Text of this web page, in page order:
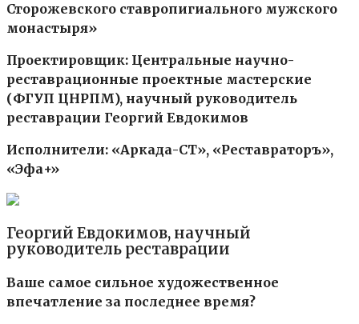
Сторожевского ставропигиального мужского
монастыря»
Проектировщик: Центральные научно-
реставрационные проектные мастерские
(ФГУП ЦНРПМ), научный руководитель
реставрации Георгий Евдокимов
Исполнители: «Аркада-СТ», «Реставраторъ»,
«Эфа+»
Георгий Евдокимов, научный
руководитель реставрации
Ваше самое сильное художественное
впечатление за последнее время?